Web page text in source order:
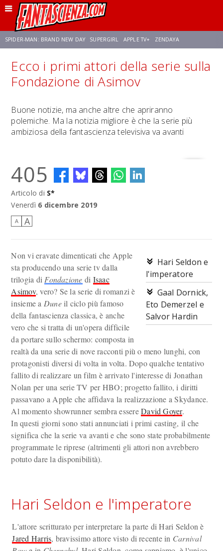
SPIDER-MAN: BRAND NEW DAY SUPERGIRL APPLE TV+ ZENDAYA
FRANCO RICCIARDIELLO AVENGERS: DOOMSDAY STAR TREK NETFLIX
Ecco i primi attori della serie sulla
Fondazione di Asimov
Buone notizie, ma anche altre che apriranno
polemiche. Ma la notizia migliore è che la serie più
ambiziosa della fantascienza televisiva va avanti
405
Articolo di S*
Venerdì 6 dicembre 2019
A A
Hari Seldon e
l'imperatore
Gaal Dornick,
Eto Demerzel e
Salvor Hardin
Non vi eravate dimenticati che Apple
sta producendo una serie tv dalla
trilogia di Fondazione di Isaac
Asimov, vero? Se la serie di romanzi è
insieme a Duneil ciclo più famoso
della fantascienza classica, è anche
vero che si tratta di un'opera difficile
da portare sullo schermo: composta in
realtà da una serie di nove racconti più o meno lunghi, con
protagonisti diversi di volta in volta. Dopo qualche tentativo
fallito di realizzare un film è arrivato l'interesse di Jonathan
Nolan per una serie TV per HBO; progetto fallito, i diritti
passavano a Apple che affidava la realizzazione a Skydance.
Al momento showrunner sembra essereDavid Goyer.
In questi giorni sono stati annunciati i primi casting, il che
significa che la serie va avanti e che sono state probabilmente
programmate le riprese (altrimenti gli attori non avrebbero
potuto dare la disponibilità).
Hari Seldon e l'imperatore
L'attore scritturato per interpretare la parte di Hari Seldon è
Jared Harris, bravissimo attore visto di recente in Carnival